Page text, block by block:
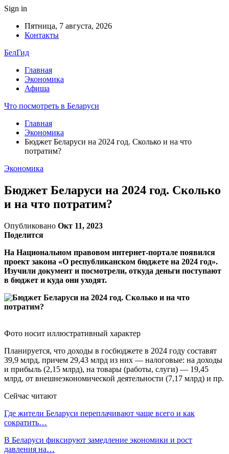
Sign in
Пятница, 7 августа, 2026
Контакты
БелГид
Главная
Экономика
Афиша
Что посмотреть в Беларуси
Главная
Экономика
Бюджет Беларуси на 2024 год. Сколько и на что
потратим?
Экономика
Бюджет Беларуси на 2024 год. Сколько
и на что потратим?
Опубликовано Окт 11, 2023
Поделится
На Национальном правовом интернет-портале появился
проект закона «О республиканском бюджете на 2024 год».
Изучили документ и посмотрели, откуда деньги поступают
в бюджет и куда они уходят.
Фото носит иллюстративный характер
Планируется, что доходы в госбюджете в 2024 году составят
39,9 млрд, причем 29,43 млрд из них — налоговые: на доходы
и прибыль (2,15 млрд), на товары (работы, слуги) — 19,45
млрд, от внешнеэкономической деятельности (7,17 млрд) и пр.
Сейчас читают
Где жители Беларуси переплачивают чаще всего и как
сократить…
В Беларуси фиксируют замедление экономики и рост
давления на…